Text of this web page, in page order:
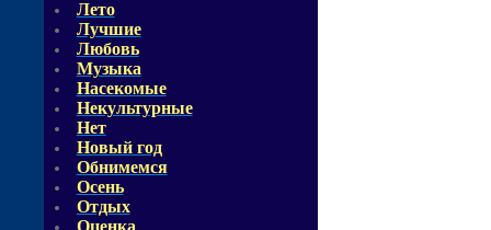
Лето
Лучшие
Любовь
Музыка
Насекомые
Некультурные
Нет
Новый год
Обнимемся
Осень
Отдых
Оценка